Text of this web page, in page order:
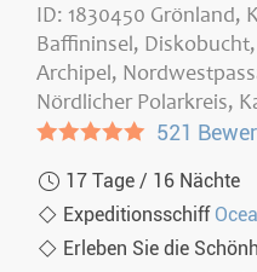
ID: 1830450 Grönland,
Baffininsel,
Archipel,
Nördlicher Polarkreis,
●●●●● 521
17 Tage / 16 Nächte
Expeditionsschiff